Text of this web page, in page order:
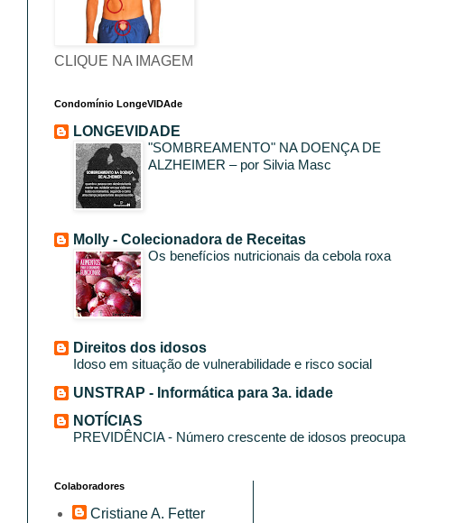
CLIQUE NA IMAGEM
Condomínio LongeVIDAde
LONGEVIDADE
"SOMBREAMENTO" NA DOENÇA DE
ALZHEIMER – por Silvia Masc
Molly - Colecionadora de Receitas
Os benefícios nutricionais da cebola roxa
Direitos dos idosos
Idoso em situação de vulnerabilidade e risco social
UNSTRAP - Informática para 3a. idade
NOTÍCIAS
PREVIDÊNCIA - Número crescente de idosos preocupa
Colaboradores
Cristiane A. Fetter